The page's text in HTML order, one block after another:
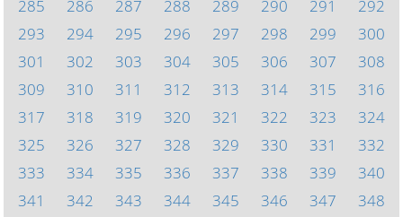
285
286 287 288 289 290 291
292
293
294 295 296 297 298 299
300
301
302 303 304 305 306 307
308
309
310 311 312 313 314 315
316
317
318 319 320 321 322 323
324
325
326 327 328 329 330 331
332
333
334 335 336 337 338 339
340
341
342 343 344 345 346 347
348